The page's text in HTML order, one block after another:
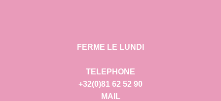
FERME LE LUNDI
TELEPHONE
+32(0)81 62 52 90
MAIL